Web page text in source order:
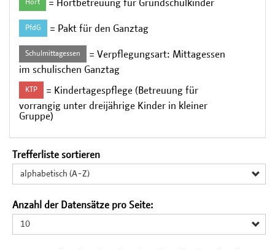
Hort = Hortbetreuung für Grundschulkinder
PfdG = Pakt für den Ganztag
Schulmittagessen
= Verpflegungsart: Mittagessen
im schulischen Ganztag
KTP
= Kindertagespflege (Betreuung für
vorrangig unter dreijährige Kinder in kleiner
Gruppe)
Trefferliste sortieren
alphabetisch (A-Z)
Anzahl der Datensätze pro Seite:
10